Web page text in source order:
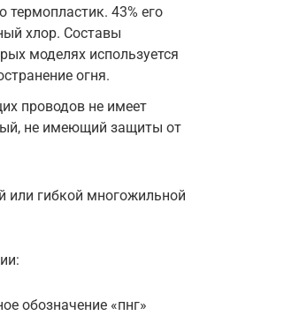
43% его
хлор. Составы
моделях используется
огня.
проводов не имеет
не имеющий защиты от
или гибкой многожильной
обозначение «пнг»